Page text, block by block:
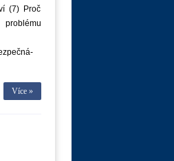
(7) Proč
Více »